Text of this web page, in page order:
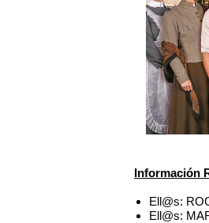
Información
Ell@s:
Ell@s: